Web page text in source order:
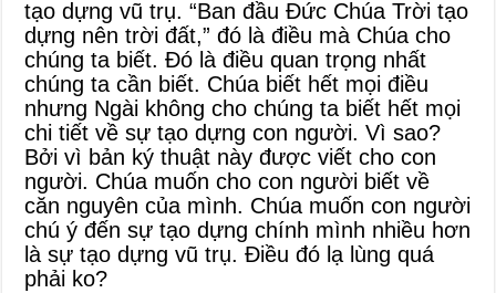
tạo dựng vũ trụ. “Ban đầu Đức Chúa Trời tạo
dựng nên trời đất,” đó là điều mà Chúa cho
chúng ta biết. Đó là điều quan trọng nhất
chúng ta cần biết. Chúa biết hết mọi điều
nhưng Ngài không cho chúng ta biết hết mọi
chi tiết về sự tạo dựng con người. Vì sao?
Bởi vì bản ký thuật này được viết cho con
người. Chúa muốn cho con người biết về
căn nguyên của mình. Chúa muốn con người
chú ý đến sự tạo dựng chính mình nhiều hơn
là sự tạo dựng vũ trụ. Điều đó lạ lùng quá
phải ko?